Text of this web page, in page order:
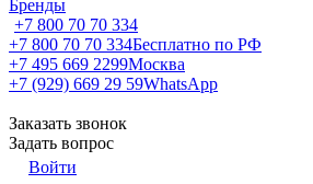
Бренды
+7 800 70 70 334
+7 800 70 70 334Бесплатно по РФ
+7 495 669 2299Москва
+7 (929) 669 29 59WhatsApp
Заказать звонок
Задать вопрос
Войти